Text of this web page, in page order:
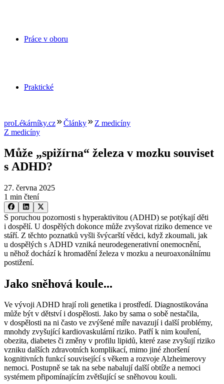
Práce v oboru
Praktické
proLékárníky.cz Články
Z medicíny
Z medicíny
Může „spižírna“ železa v mozku souviset
s ADHD?
27. června 2025
1 min čtení
S poruchou pozornosti s hyperaktivitou (ADHD) se potýkají děti
i dospělí. U dospělých dokonce může zvyšovat riziko demence ve
stáří. Z těchto poznatků vyšli švýcarští vědci, když zkoumali, jak
u dospělých s ADHD vzniká neurodegenerativní onemocnění,
u něhož dochází k hromadění železa v mozku a neuroaxonálnímu
postižení.
Jako sněhová koule...
Ve vývoji ADHD hrají roli genetika i prostředí. Diagnostikována
může být v dětství i dospělosti. Jako by sama o sobě nestačila,
v dospělosti na ni často ve zvýšené míře navazují i další problémy,
mnohdy zvyšující kardiovaskulární riziko. Patří k nim kouření,
obezita, diabetes či změny v profilu lipidů, které zase zvyšují riziko
vzniku dalších zdravotních komplikací, mimo jiné zhoršení
kognitivních funkcí související s věkem a rozvoje Alzheimerovy
nemoci. Postupně se tak na sebe nabalují další obtíže a nemoci
systémem připomínajícím zvětšující se sněhovou kouli.